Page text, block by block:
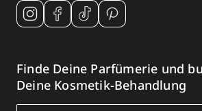
Finde Deine Parfümerie und
Deine Kosmetik-Behandlung